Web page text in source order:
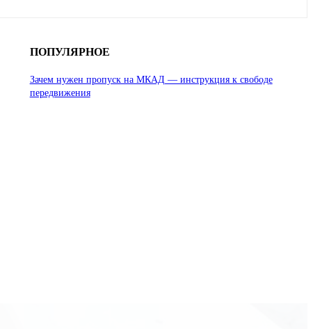
ПОПУЛЯРНОЕ
Зачем нужен пропуск на МКАД — инструкция к свободе
передвижения